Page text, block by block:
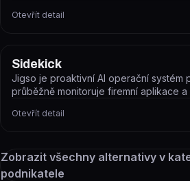
Otevřít detail
Sidekick
Jigso je proaktivní AI operační systém
průběžně monitoruje firemní aplikace a
Otevřít detail
Zobrazit všechny alternativy v
podnikatele